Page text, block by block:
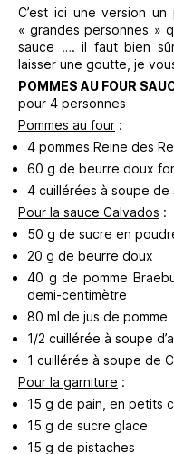
C’est ici une version
« grandes personnes »
sauce …. il faut bien
laisser une goutte, je
POMMES AU FOUR
pour 4 personnes
Pommes au four :
4 pommes Reine des
60 g de beurre doux
4 cuillérées à soupe de
Pour la sauce Calvados :
50 g de sucre en
20 g de beurre doux
40 g de pomme
demi-centimètre
80 ml de jus de pomme
1/2 cuillérée à soupe
1 cuillérée à soupe de
Pour la garniture :
15 g de pain, en petits
15 g de sucre glace
15 g de pistaches